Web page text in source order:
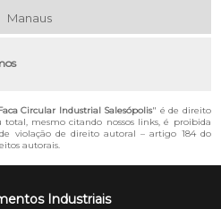
Manaus
Circular Industrial Salesópolis" é de direito
total, mesmo citando nossos links, é proibida
violação de direito autoral – artigo 184 do
autorais.
Industriais